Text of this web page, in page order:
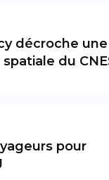
décroche une
du
pour